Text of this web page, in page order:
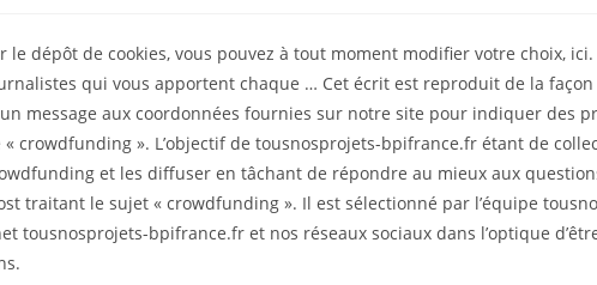
le dépôt de cookies, vous pouvez à tout moment modifier votre choix,
qui vous apportent chaque … Cet écrit est reproduit de la
message aux coordonnées fournies sur notre site pour indiquer des
crowdfunding ». L’objectif de tousnosprojets-bpifrance.fr étant de
et les diffuser en tâchant de répondre au mieux aux
traitant le sujet « crowdfunding ». Il est sélectionné par l’équipe
tousnosprojets-bpifrance.fr et nos réseaux sociaux dans l’optique